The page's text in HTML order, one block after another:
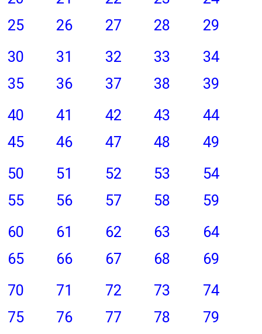
25
26 27 28
29
30
31 32 33
34
35
36 37 38
39
40
41 42 43
44
45
46 47 48
49
50
51 52 53
54
55
56 57 58
59
60
61 62 63
64
65
66 67 68
69
70
71 72 73
74
75
76 77 78
79